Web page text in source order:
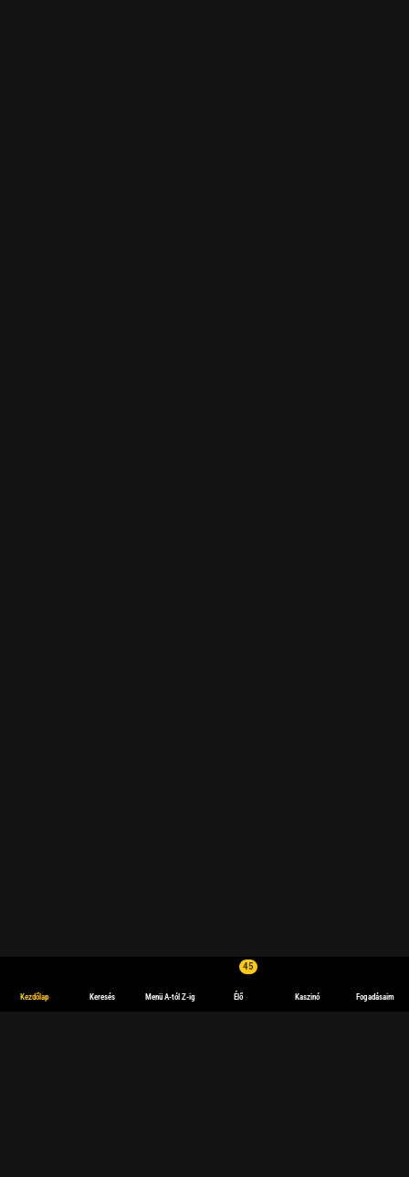
Kezdőlap Keresés Menü A-tól Z-ig
45
Élő Kaszinó Fogadásaim